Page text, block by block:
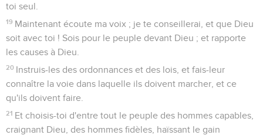
toi seul.
19 Maintenant écoute ma voix ; je te conseillerai, et que Dieu
soit avec toi ! Sois pour le peuple devant Dieu ; et rapporte
les causes à Dieu.
20 Instruis-les des ordonnances et des lois, et fais-leur
connaître la voie dans laquelle ils doivent marcher, et ce
qu'ils doivent faire.
21 Et choisis-toi d'entre tout le peuple des hommes capables,
craignant Dieu, des hommes fidèles, haïssant le gain